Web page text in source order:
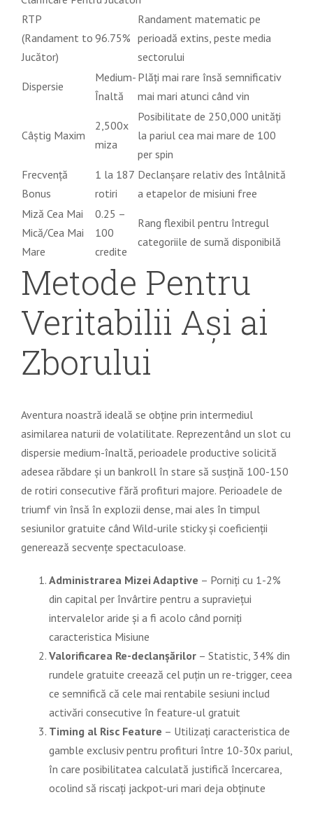
RTP
(Randament to
Jucător)
96.75%
Randament matematic pe
perioadă extins, peste media
sectorului
Dispersie
Medium-
Înaltă
Plăți mai rare însă semnificativ
mai mari atunci când vin
Câștig Maxim
2,500x
miza
Posibilitate de 250,000 unități
la pariul cea mai mare de 100
per spin
Frecvență
Bonus
1 la 187
rotiri
Declanșare relativ des întâlnită
a etapelor de misiuni free
Miză Cea Mai
Mică/Cea Mai
Mare
0.25 –
100
credite
Rang flexibil pentru întregul
categoriile de sumă disponibilă
Metode Pentru
Veritabilii Ași ai
Zborului
Aventura noastră ideală se obține prin intermediul
asimilarea naturii de volatilitate. Reprezentând un slot cu
dispersie medium-înaltă, perioadele productive solicită
adesea răbdare și un bankroll în stare să susțină 100-150
de rotiri consecutive fără profituri majore. Perioadele de
triumf vin însă în explozii dense, mai ales în timpul
sesiunilor gratuite când Wild-urile sticky și coeficienții
generează secvențe spectaculoase.
Administrarea Mizei Adaptive – Porniți cu 1-2%
din capital per învârtire pentru a supraviețui
intervalelor aride și a fi acolo când porniți
caracteristica Misiune
Valorificarea Re-declanșărilor – Statistic, 34% din
rundele gratuite creează cel puțin un re-trigger, ceea
ce semnifică că cele mai rentabile sesiuni includ
activări consecutive în feature-ul gratuit
Timing al Risc Feature – Utilizați caracteristica de
gamble exclusiv pentru profituri între 10-30x pariul,
în care posibilitatea calculată justifică încercarea,
ocolind să riscați jackpot-uri mari deja obținute